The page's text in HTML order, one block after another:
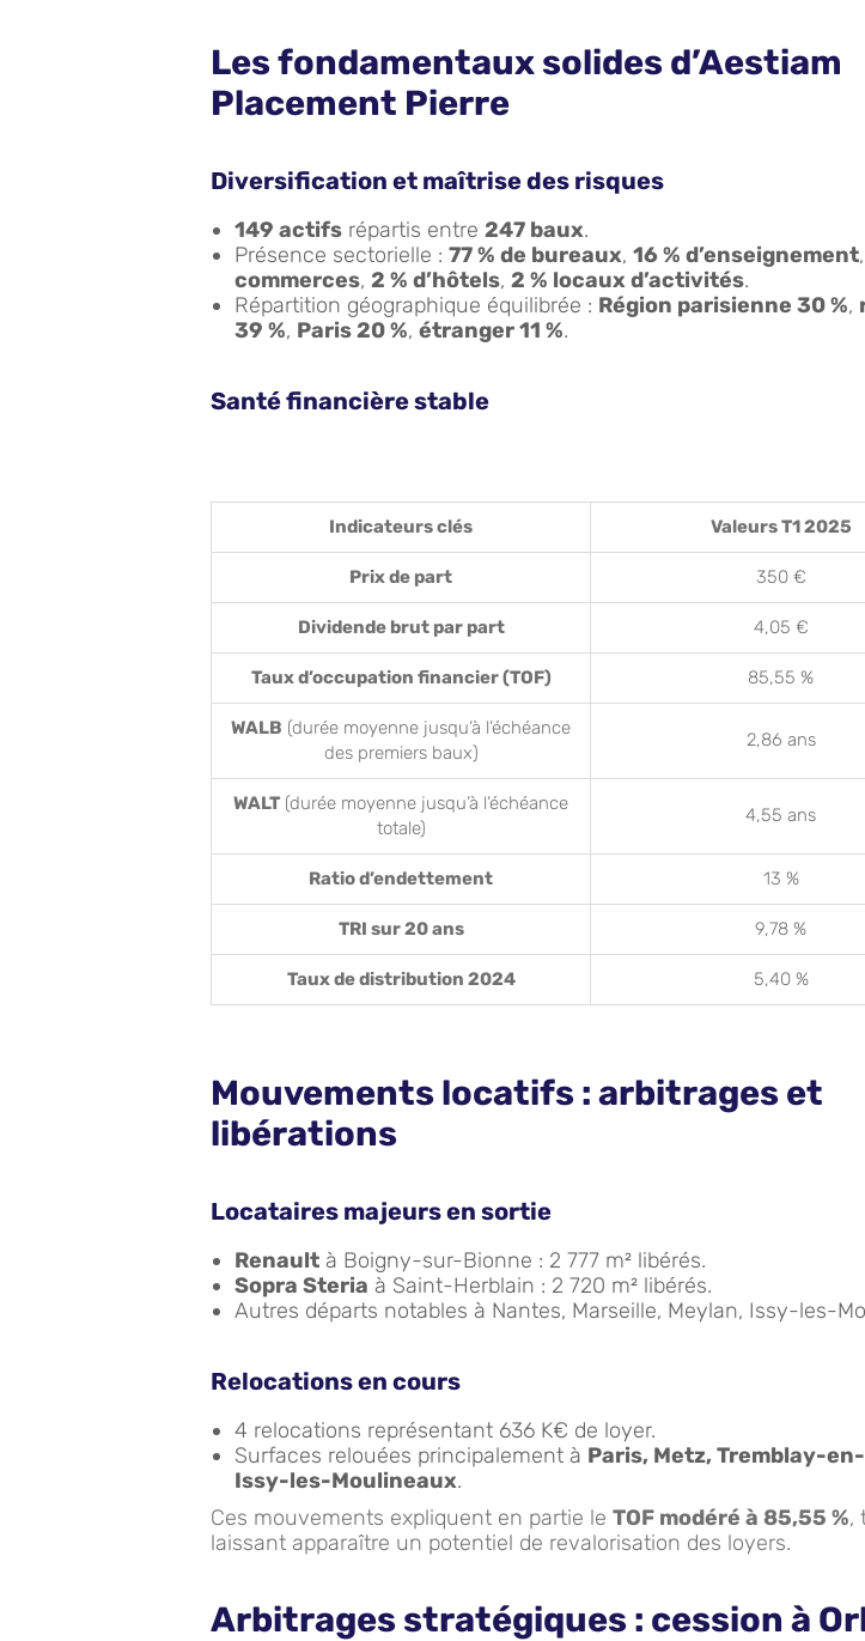
Les fondamentaux solides d’Aestiam
Placement Pierre
Diversification et maîtrise des risques
149 actifs répartis entre 247 baux.
Présence sectorielle : 77 % de bureaux, 16 % d’enseignement,
commerces, 2 % d’hôtels, 2 % locaux d’activités.
Répartition géographique équilibrée : Région parisienne 30 %,
39 %, Paris 20 %, étranger 11 %.
Santé financière stable
Indicateurs clés Valeurs T1 2025
Prix de part 350 €
Dividende brut par part 4,05 €
Taux d’occupation financier (TOF) 85,55 %
WALB (durée moyenne jusqu’à l’échéance
des premiers baux)
2,86 ans
WALT (durée moyenne jusqu’à l’échéance
totale)
4,55 ans
Ratio d’endettement 13 %
TRI sur 20 ans 9,78 %
Taux de distribution 2024 5,40 %
Mouvements locatifs : arbitrages et
libérations
Locataires majeurs en sortie
Renault à Boigny-sur-Bionne : 2 777 m² libérés.
Sopra Steria à Saint-Herblain : 2 720 m² libérés.
Autres départs notables à Nantes, Marseille, Meylan, Issy-les-
Relocations en cours
4 relocations représentant 636 K€ de loyer.
Surfaces relouées principalement à Paris, Metz, Tremblay-
Issy-les-Moulineaux.
Ces mouvements expliquent en partie le TOF modéré à 85,55 %,
laissant apparaître un potentiel de revalorisation des loyers.
Arbitrages stratégiques : cession à